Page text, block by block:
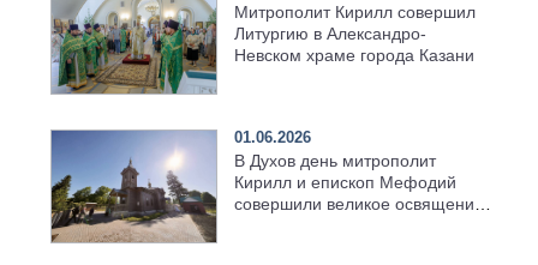
Митрополит Кирилл совершил
Литургию в Александро-
Невском храме города Казани
01.06.2026
В Духов день митрополит
Кирилл и епископ Мефодий
совершили великое освящение